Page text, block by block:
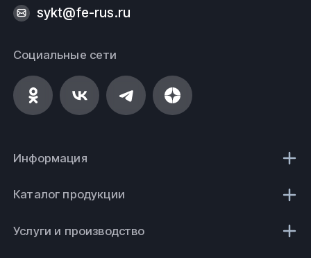
sykt@fe-rus.ru
Социальные сети
Информация
Каталог продукции
Услуги и производство